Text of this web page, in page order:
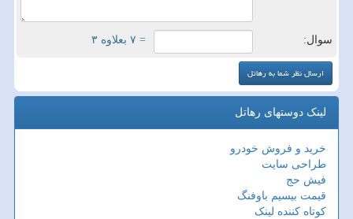
سوال: = ۷ بعلاوه ۳
لینک دوستهای رهاتل
خرید و فروش خودرو
طراحی سایت
فیش حج
قیمت بیسیم باوفنگ
کوتاه کننده لینک